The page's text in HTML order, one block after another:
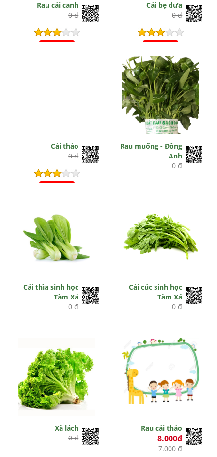
Rau cải canh
0 đ
Cải bẹ dưa
0 đ
Cải thảo
0 đ
Rau muống - Đông
Anh
0 đ
Cải thìa sinh học
Tàm Xá
0 đ
Cải cúc sinh học
Tàm Xá
0 đ
Xà lách
0 đ
Rau cải thảo
8.000đ
7.000 đ